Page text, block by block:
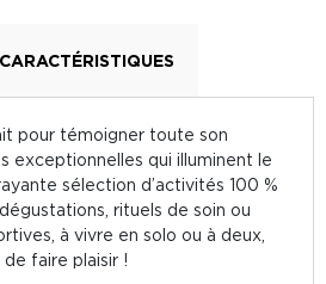
CARACTÉRISTIQUES
pour témoigner toute son
exceptionnelles qui illuminent le
sélection d’activités 100 %
rituels de soin ou
à vivre en solo ou à deux,
faire plaisir !